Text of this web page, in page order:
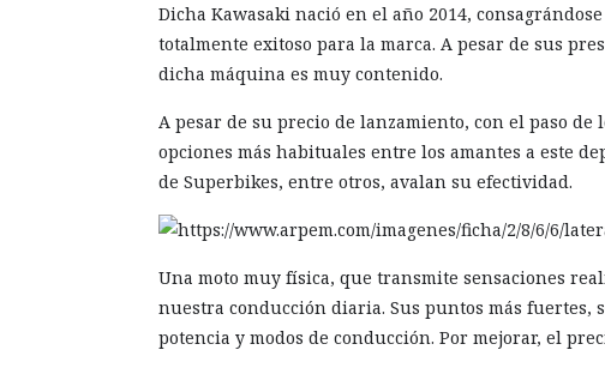
Dicha Kawasaki nació en el año 2014,
totalmente exitoso para la marca. A pesar de sus
dicha máquina es muy contenido.
A pesar de su precio de lanzamiento, con el paso
opciones más habituales entre los amantes a este
de Superbikes, entre otros, avalan su efectividad.
Una moto muy física, que transmite sensaciones
nuestra conducción diaria. Sus puntos más fuertes,
potencia y modos de conducción. Por mejorar, el